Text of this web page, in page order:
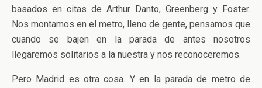
basados en citas de Arthur Danto, Greenberg y Foster.
Nos montamos en el metro, lleno de gente, pensamos que
cuando se bajen en la parada de antes nosotros
llegaremos solitarios a la nuestra y nos reconoceremos.
Pero Madrid es otra cosa. Y en la parada de metro de